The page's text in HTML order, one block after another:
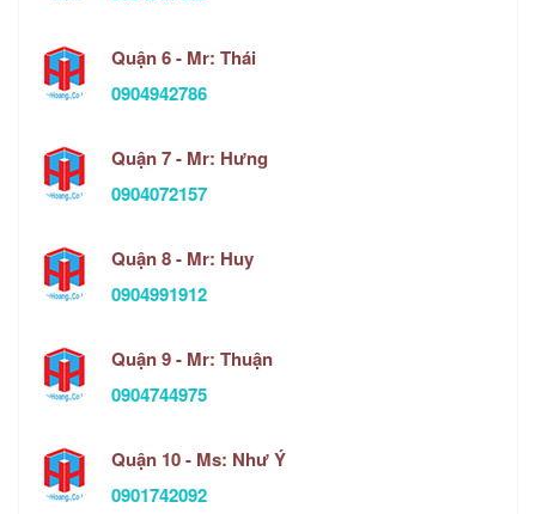
Quận 6 - Mr: Thái
0904942786
Quận 7 - Mr: Hưng
0904072157
Quận 8 - Mr: Huy
0904991912
Quận 9 - Mr: Thuận
0904744975
Quận 10 - Ms: Như Ý
0901742092